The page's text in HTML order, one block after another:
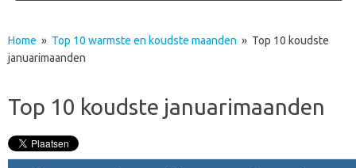
Home » Top 10 warmste en koudste maanden » Top 10 koudste
januarimaanden
Top 10 koudste januarimaanden